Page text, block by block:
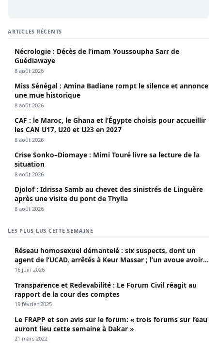
ARTICLES RÉCENTS
Nécrologie : Décès de l’imam Youssoupha Sarr de
Guédiawaye
8 août 2026
Miss Sénégal : Amina Badiane rompt le silence et annonce
une mue historique
8 août 2026
CAF : le Maroc, le Ghana et l’Égypte choisis pour accueillir
les CAN U17, U20 et U23 en 2027
8 août 2026
Crise Sonko–Diomaye : Mimi Touré livre sa lecture de la
situation
8 août 2026
Djolof : Idrissa Samb au chevet des sinistrés de Linguère
après une visite du pont de Thylla
8 août 2026
LES PLUS LUS CETTE SEMAINE
Réseau homosexuel démantelé : six suspects, dont un
agent de l’UCAD, arrêtés à Keur Massar ; l’un avoue avoir
propagé le VIH depuis 2018
16 juin 2026
Transparence et Redevabilité : Le Forum Civil réagit au
rapport de la cour des comptes
19 février 2025
Le FRAPP et son avis sur le forum: « trois forums sur l’eau
auront lieu cette semaine à Dakar »
21 mars 2022